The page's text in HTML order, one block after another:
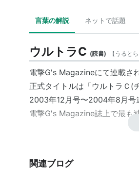
言葉の解説 ネットで話題
ウルトラC (読書) 【 うると
電撃G's Magazineにて連載さ
正式タイトルは「ウルトラＣ(
2003年12月号〜2004年8月号
電撃G's Magazine誌上で最も
関連ブログ